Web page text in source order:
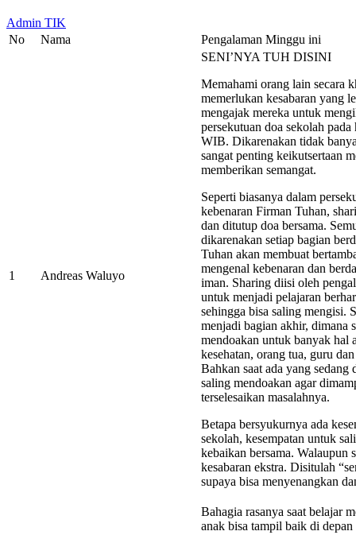
Admin TIK
No
Nama Pengalaman Minggu ini
1 Andreas Waluyo
SENI’NYA TUH DISINI
Memahami orang lain secara
memerlukan kesabaran yang
mengajak mereka untuk
persekutuan doa sekolah
WIB. Dikarenakan tidak
sangat penting keikutsertaan
memberikan semangat.
Seperti biasanya dalam
kebenaran Firman Tuhan,
dan ditutup doa bersama.
dikarenakan setiap bagian
Tuhan akan membuat
mengenal kebenaran dan
iman. Sharing diisi oleh
untuk menjadi pelajaran
sehingga bisa saling mengisi.
menjadi bagian akhir, dimana
mendoakan untuk banyak hal
kesehatan, orang tua, guru
Bahkan saat ada yang sedang
saling mendoakan agar
terselesaikan masalahnya.
Betapa bersyukurnya ada
sekolah, kesempatan untuk
kebaikan bersama. Walaupun
kesabaran ekstra. Disitulah
supaya bisa menyenangkan
Bahagia rasanya saat belajar
anak bisa tampil baik di